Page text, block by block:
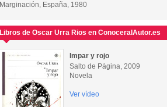
Marginación, España, 1980
Libros de Oscar Urra Rios en ConoceralAutor.es
Impar y rojo
Salto de Página, 2009
Novela
Ver vídeo